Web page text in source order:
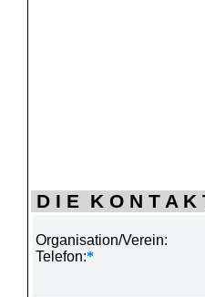
D I E K O N T A
Organisation/Verein:
Telefon:*